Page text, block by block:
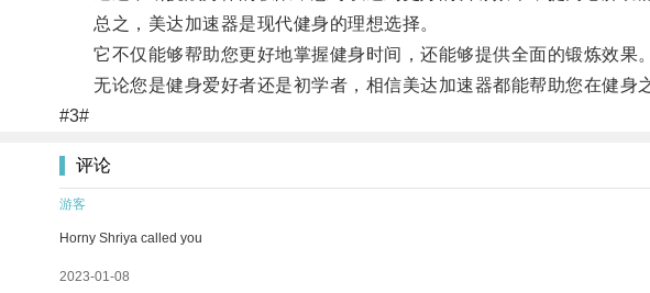
总之，美达加速器是现代健身的理想选择。
它不仅能够帮助您更好地掌握健身时间，还能够提供全面的锻炼效果。
无论您是健身爱好者还是初学者，相信美达加速器都能帮助您在健身之
#3#
评论
游客
Horny Shriya called you
2023-01-08